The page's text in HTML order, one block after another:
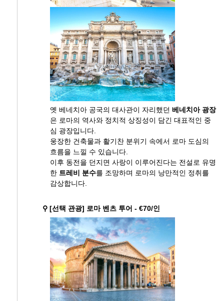
옛 베네치아 공국의 대사관이 자리했던 베네치아 광장
은 로마의 역사와 정치적 상징성이 담긴 대표적인 중
심 광장입니다.
웅장한 건축물과 활기찬 분위기 속에서 로마 도심의
흐름을 느낄 수 있습니다.
이후 동전을 던지면 사랑이 이루어진다는 전설로 유명
한 트레비 분수를 조망하며 로마의 낭만적인 정취를
감상합니다.
⚲ [선택 관광] 로마 벤츠 투어 - €70/인